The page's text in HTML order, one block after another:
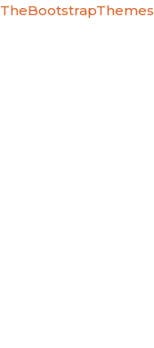
TheBootstrapThemes